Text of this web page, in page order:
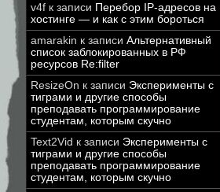
v4f к записи Перебор IP-адресов на
хостинге — и как с этим бороться
amarakin к записи Альтернативный
список заблокированных в РФ
ресурсов Re:filter
ResizeOn к записи Эксперименты с
тиграми и другие способы
преподавать программирование
студентам, которым скучно
Text2Vid к записи Эксперименты с
тиграми и другие способы
преподавать программирование
студентам, которым скучно